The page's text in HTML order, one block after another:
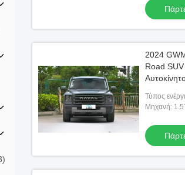
2024
Road SUV
Τύπος
Μηχανή: